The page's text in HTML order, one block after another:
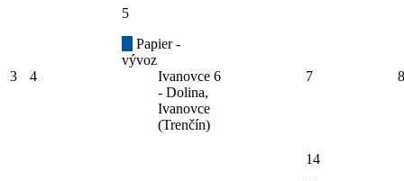
3 4
5
Papier -
vývoz
Ivanovce
- Dolina,
Ivanovce
(Trenčín)
6 7 8
14